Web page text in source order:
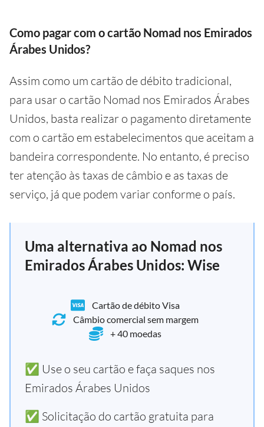
Como pagar com o cartão Nomad nos Emirados
Árabes Unidos?
Assim como um cartão de débito tradicional,
para usar o cartão Nomad nos Emirados Árabes
Unidos, basta realizar o pagamento diretamente
com o cartão em estabelecimentos que aceitam a
bandeira correspondente. No entanto, é preciso
ter atenção às taxas de câmbio e as taxas de
serviço, já que podem variar conforme o país.
Uma alternativa ao Nomad nos
Emirados Árabes Unidos: Wise
Cartão de débito Visa
Câmbio comercial sem margem
+ 40 moedas
✅ Use o seu cartão e faça saques nos
Emirados Árabes Unidos
✅ Solicitação do cartão gratuita para